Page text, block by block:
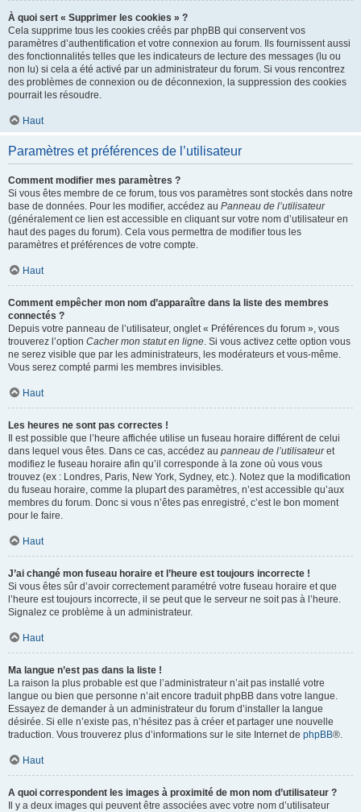
À quoi sert « Supprimer les cookies » ?
Cela supprime tous les cookies créés par phpBB qui conservent vos
paramètres d’authentification et votre connexion au forum. Ils fournissent aussi
des fonctionnalités telles que les indicateurs de lecture des messages (lu ou
non lu) si cela a été activé par un administrateur du forum. Si vous rencontrez
des problèmes de connexion ou de déconnexion, la suppression des cookies
pourrait les résoudre.
Haut
Paramètres et préférences de l’utilisateur
Comment modifier mes paramètres ?
Si vous êtes membre de ce forum, tous vos paramètres sont stockés dans notre
base de données. Pour les modifier, accédez au Panneau de l’utilisateur
(généralement ce lien est accessible en cliquant sur votre nom d’utilisateur en
haut des pages du forum). Cela vous permettra de modifier tous les
paramètres et préférences de votre compte.
Haut
Comment empêcher mon nom d’apparaître dans la liste des membres
connectés ?
Depuis votre panneau de l’utilisateur, onglet « Préférences du forum », vous
trouverez l’option Cacher mon statut en ligne. Si vous activez cette option vous
ne serez visible que par les administrateurs, les modérateurs et vous-même.
Vous serez compté parmi les membres invisibles.
Haut
Les heures ne sont pas correctes !
Il est possible que l’heure affichée utilise un fuseau horaire différent de celui
dans lequel vous êtes. Dans ce cas, accédez au panneau de l’utilisateuret
modifiez le fuseau horaire afin qu’il corresponde à la zone où vous vous
trouvez (ex : Londres, Paris, New York, Sydney, etc.). Notez que la modification
du fuseau horaire, comme la plupart des paramètres, n’est accessible qu’aux
membres du forum. Donc si vous n’êtes pas enregistré, c’est le bon moment
pour le faire.
Haut
J’ai changé mon fuseau horaire et l’heure est toujours incorrecte !
Si vous êtes sûr d’avoir correctement paramétré votre fuseau horaire et que
l’heure est toujours incorrecte, il se peut que le serveur ne soit pas à l’heure.
Signalez ce problème à un administrateur.
Haut
Ma langue n’est pas dans la liste !
La raison la plus probable est que l’administrateur n’ait pas installé votre
langue ou bien que personne n’ait encore traduit phpBB dans votre langue.
Essayez de demander à un administrateur du forum d’installer la langue
désirée. Si elle n’existe pas, n’hésitez pas à créer et partager une nouvelle
traduction. Vous trouverez plus d’informations sur le site Internet de phpBB®.
Haut
A quoi correspondent les images à proximité de mon nom d’utilisateur ?
Il y a deux images qui peuvent être associées avec votre nom d’utilisateur